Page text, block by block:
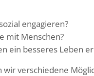
engagieren?
mit Menschen?
ein besseres Leben
wir verschiedene